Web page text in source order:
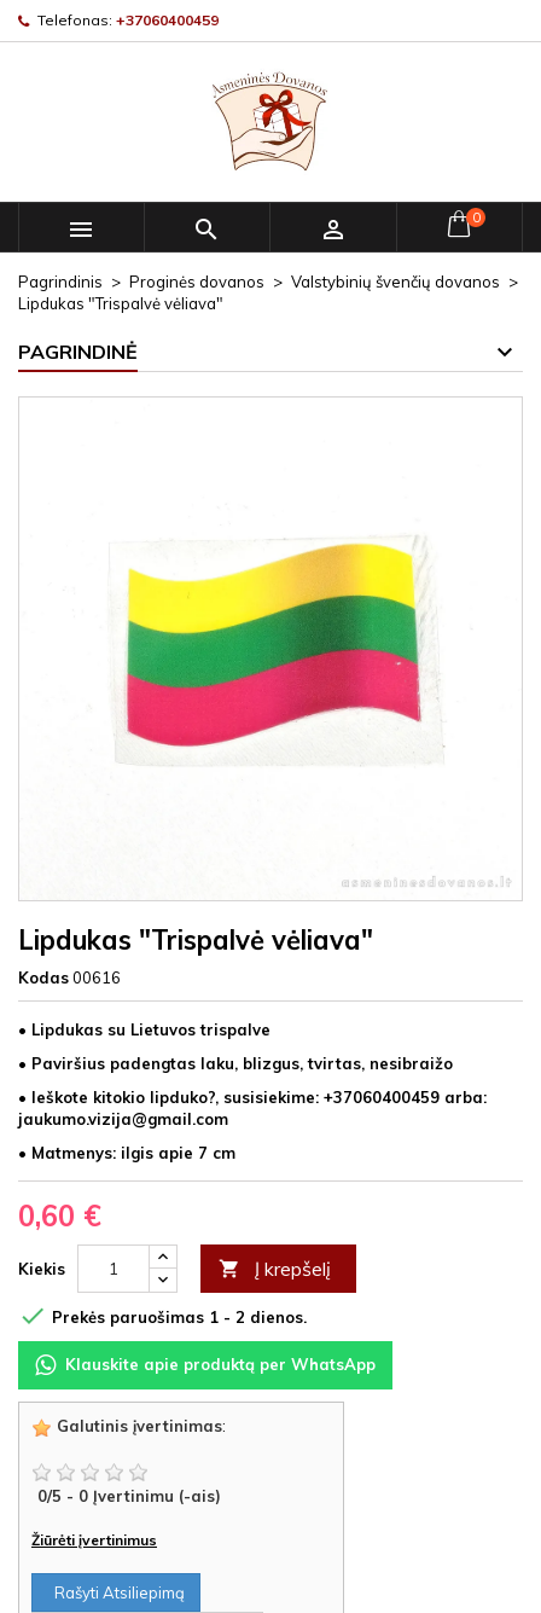
Telefonas: +37060400459
   0
Pagrindinis Proginės dovanos
Valstybinių švenčių dovanos
Lipdukas "Trispalvė vėliava"
PAGRINDINĖ
Lipdukas "Trispalvė vėliava"
Kodas00616
• Lipdukas su Lietuvos trispalve
• Paviršius padengtas laku, blizgus, tvirtas, nesibraižo
• Ieškote kitokio lipduko?, susisiekime: +37060400459 arba:
jaukumo.vizija@gmail.com
• Matmenys: ilgis apie 7 cm
0,60 €
Kiekis  Į krepšelį
 Prekės paruošimas 1 - 2 dienos.
Klauskite apie produktą per WhatsApp
Galutinis įvertinimas:
0/5 - 0 Įvertinimu (-ais)
Žiūrėti įvertinimus
Rašyti Atsiliepimą